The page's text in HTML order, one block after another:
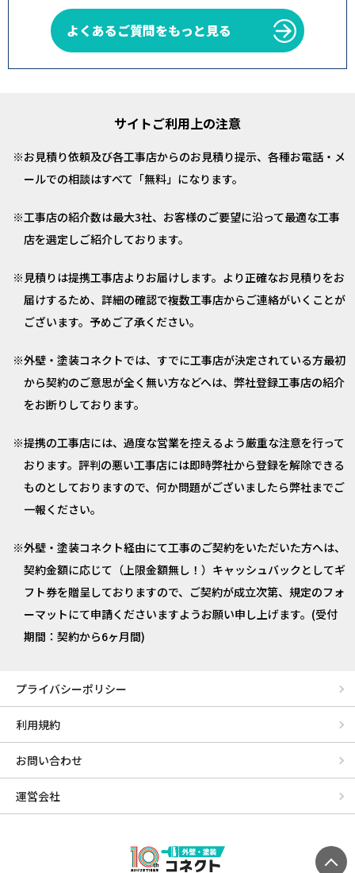
よくあるご質問をもっと見る
サイトご利用上の注意
お見積り依頼及び各工事店からのお見積り提示、各種お電話・メ
ールでの相談はすべて「無料」になります。
工事店の紹介数は最大3社、お客様のご要望に沿って最適な工事
店を選定しご紹介しております。
見積りは提携工事店よりお届けします。より正確なお見積りをお
届けするため、詳細の確認で複数工事店からご連絡がいくことが
ございます。予めご了承ください。
外壁・塗装コネクトでは、すでに工事店が決定されている方最初
から契約のご意思が全く無い方などへは、弊社登録工事店の紹介
をお断りしております。
提携の工事店には、過度な営業を控えるよう厳重な注意を行って
おります。評判の悪い工事店には即時弊社から登録を解除できる
ものとしておりますので、何か問題がございましたら弊社までご
一報ください。
外壁・塗装コネクト経由にて工事のご契約をいただいた方へは、
契約金額に応じて（上限金額無し！）キャッシュバックとしてギ
フト券を贈呈しておりますので、ご契約が成立次第、規定のフォ
ーマットにて申請くださいますようお願い申し上げます。(受付
期間：契約から6ヶ月間)
プライバシーポリシー
利用規約
お問い合わせ
運営会社